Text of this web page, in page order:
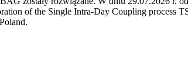
of the Single Intra-Day Coupling process